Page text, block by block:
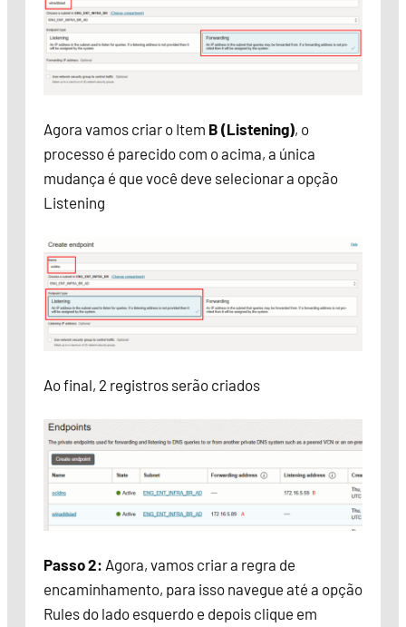
Agora vamos criar o Item B (Listening), o
processo é parecido com o acima, a única
mudança é que você deve selecionar a opção
Listening
Ao final, 2 registros serão criados
Passo 2: Agora, vamos criar a regra de
encaminhamento, para isso navegue até a opção
Rules do lado esquerdo e depois clique em